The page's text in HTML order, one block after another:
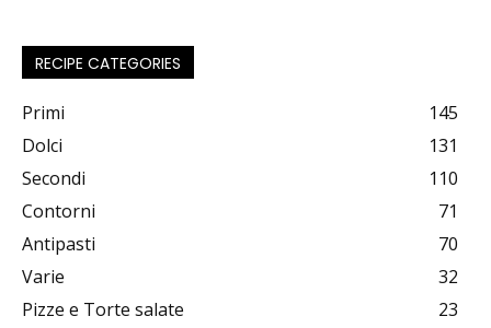
RECIPE CATEGORIES
Primi
145
Dolci
131
Secondi
110
Contorni
71
Antipasti
70
Varie
32
Pizze e Torte salate
23